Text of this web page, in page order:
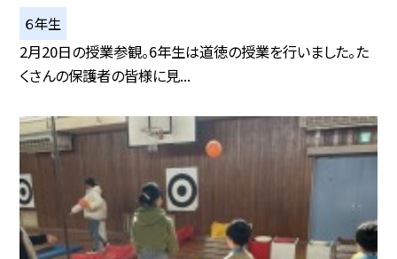
６年生
2月20日の授業参観。6年生は道徳の授業を行いました。た
くさんの保護者の皆様に見...